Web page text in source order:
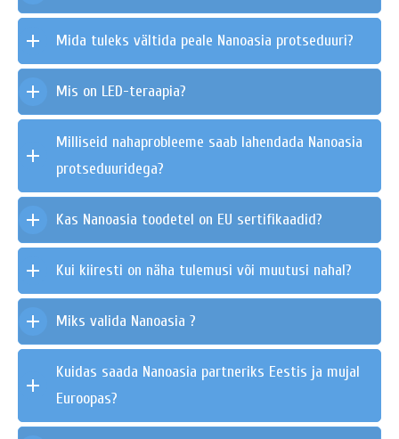
Mida tuleks vältida peale Nanoasia protseduuri?
Mis on LED-teraapia?
Milliseid nahaprobleeme saab lahendada Nanoasia
protseduuridega?
Kas Nanoasia toodetel on EU sertifikaadid?
Kui kiiresti on näha tulemusi või muutusi nahal?
Miks valida Nanoasia ?
Kuidas saada Nanoasia partneriks Eestis ja mujal
Euroopas?